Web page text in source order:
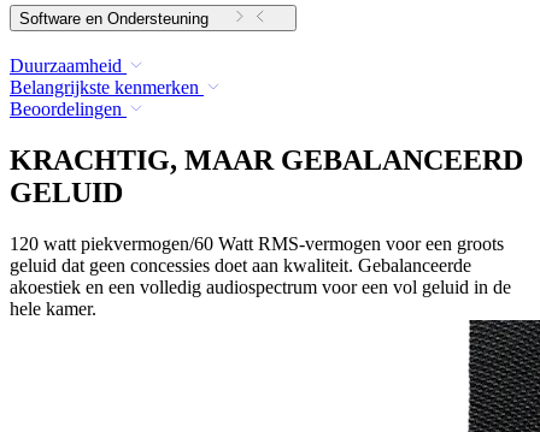
Software en Ondersteuning
Duurzaamheid
Belangrijkste kenmerken
Beoordelingen
KRACHTIG, MAAR GEBALANCEERD
GELUID
120 watt piekvermogen/60 Watt RMS-vermogen voor een groots
geluid dat geen concessies doet aan kwaliteit. Gebalanceerde
akoestiek en een volledig audiospectrum voor een vol geluid in de
hele kamer.